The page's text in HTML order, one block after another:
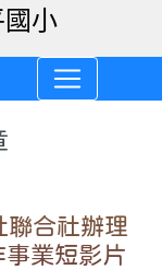
聯合社辦理
事業短影片